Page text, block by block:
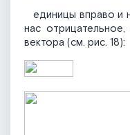
единицы вправо и
нас
вектора (см. рис. 18):